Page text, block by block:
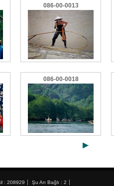
086-00-0013
086-00-0018
: 208929 Şu An Bağlı : 2